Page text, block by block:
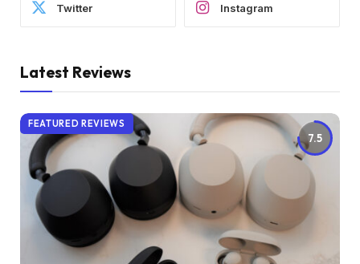
Twitter Instagram
Latest Reviews
7.5
FEATURED REVIEWS